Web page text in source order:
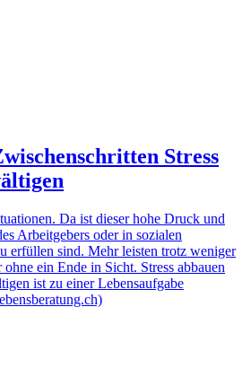
Stress
Da ist dieser hohe Druck und
Arbeitgebers oder in sozialen
erfüllen sind. Mehr leisten trotz weniger
ein Ende in Sicht. Stress abbauen
ist zu einer Lebensaufgabe